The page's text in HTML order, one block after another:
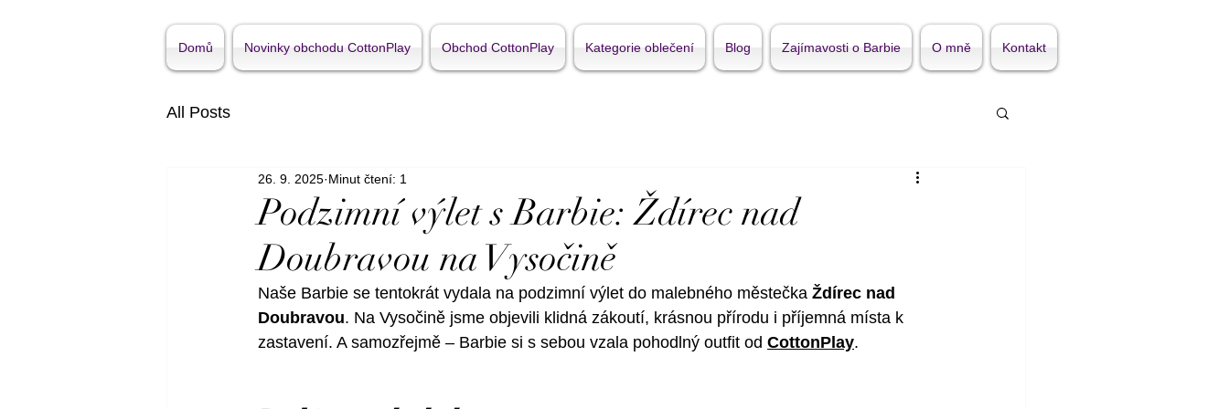
Domů Novinky obchodu CottonPlay Obchod CottonPlay Kategorie oblečení Blog Zajímavosti o Barbie O mně Kontakt
All Posts
Podzimní výlet s Barbie: Ždírec nad
Doubravou na Vysočině
26. 9. 2025 Minut čtení: 1
Naše Barbie se tentokrát vydala na podzimní výlet do malebného městečka Ždírec nad
Doubravou. Na Vysočině jsme objevili klidná zákoutí, krásnou přírodu i příjemná místa k
zastavení. A samozřejmě – Barbie si s sebou vzala pohodlný outfit od CottonPlay.